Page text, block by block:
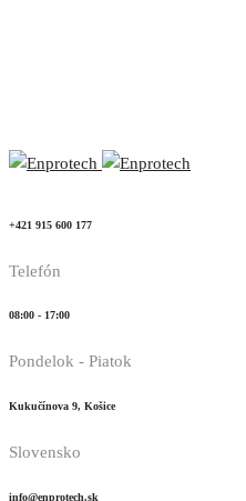
+421 915 600 177
Telefón
08:00 - 17:00
Pondelok - Piatok
Kukučínova 9, Košice
Slovensko
info@enprotech.sk